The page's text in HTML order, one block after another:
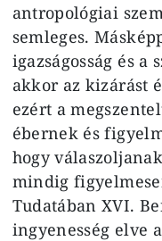
antropológiai
semleges.
igazságosság és
akkor az kizárást
ezért a
ébernek és
hogy
mindig
Tudatában XVI.
ingyenesség elve